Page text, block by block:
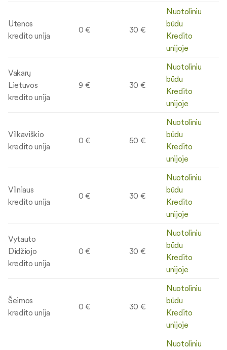
Utenos
kredito unija
0 € 30 €
Nuotoliniu
būdu
Kredito
unijoje
Vakarų
Lietuvos
kredito unija
9 € 30 €
Nuotoliniu
būdu
Kredito
unijoje
Vilkaviškio
kredito unija
0 € 50 €
Nuotoliniu
būdu
Kredito
unijoje
Vilniaus
kredito unija
0 € 30 €
Nuotoliniu
būdu
Kredito
unijoje
Vytauto
Didžiojo
kredito unija
0 € 30 €
Nuotoliniu
būdu
Kredito
unijoje
Šeimos
kredito unija
0 € 30 €
Nuotoliniu
būdu
Kredito
unijoje
Nuotoliniu